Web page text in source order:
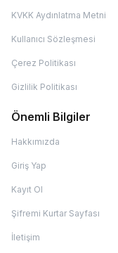
KVKK Aydınlatma Metni
Kullanıcı Sözleşmesi
Çerez Politikası
Gizlilik Politikası
Önemli Bilgiler
Hakkımızda
Giriş Yap
Kayıt Ol
Şifremi Kurtar Sayfası
İletişim